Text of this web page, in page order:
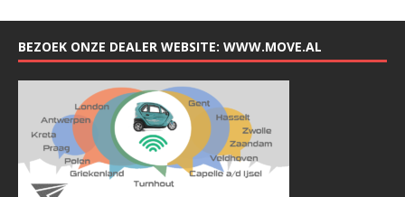
BEZOEK ONZE DEALER WEBSITE: WWW.MOVE.AL